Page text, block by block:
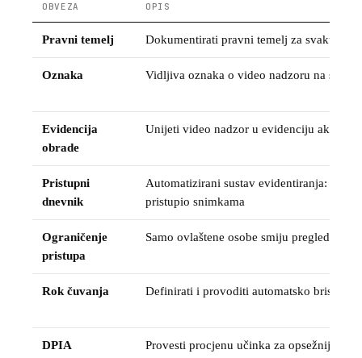
OBVEZA OPIS
Pravni temelj Dokumentirati pravni temelj za svaku
Oznaka Vidljiva oznaka o video nadzoru na
Evidencija
obrade
Unijeti video nadzor u evidenciju
Pristupni
dnevnik
Automatizirani sustav evidentiranja: tko,
pristupio snimkama
Ograničenje
pristupa
Samo ovlaštene osobe smiju pregledavati
Rok čuvanja Definirati i provoditi automatsko brisanje
DPIA Provesti procjenu učinka za opsežniji